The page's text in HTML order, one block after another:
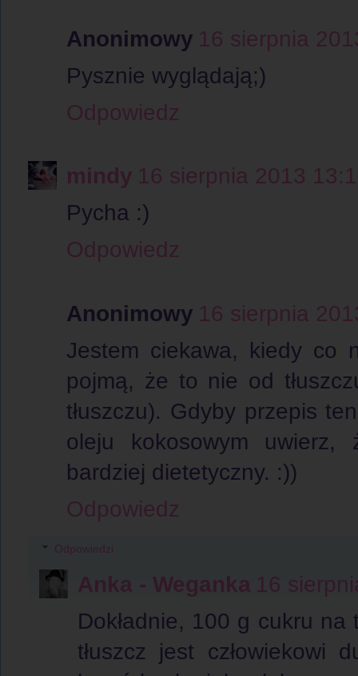
Anonimowy 16 sierpnia
Pysznie wyglądają;)
Odpowiedz
mindy 16 sierpnia 2013
Pycha :)
Odpowiedz
Anonimowy 16 sierpnia
Jestem ciekawa, kiedy co
pojmą, że to nie od
tłuszczu). Gdyby przepis
oleju kokosowym uwierz,
bardziej dietetyczny. :))
Odpowiedz
Odpowiedzi
Anka - Weganka 16
Dokładnie, 100 g cukru
tłuszcz jest człowiekowi